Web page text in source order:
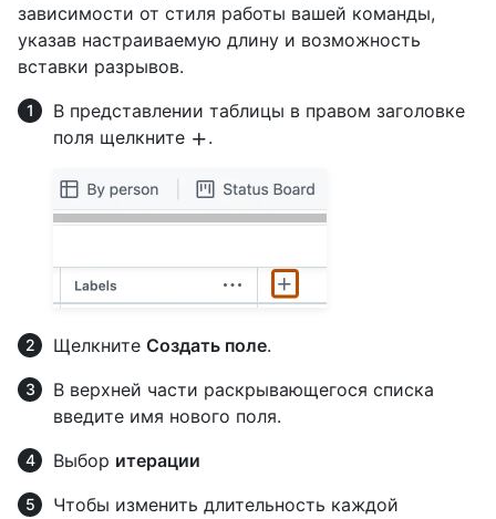
зависимости от стиля работы вашей команды,
указав настраиваемую длину и возможность
вставки разрывов.
В представлении таблицы в правом заголовке
поля щелкните
.
Щелкните Создать поле.
В верхней части раскрывающегося списка
введите имя нового поля.
Выбор итерации
Чтобы изменить длительность каждой